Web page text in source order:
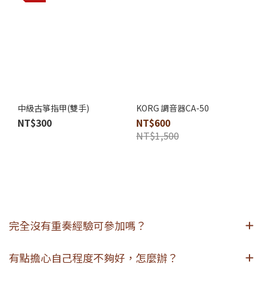
中級古箏指甲(雙手)
NT$300
KORG 調音器CA-50
NT$600
NT$1,500
完全沒有重奏經驗可參加嗎？
有點擔心自己程度不夠好，怎麼辦？